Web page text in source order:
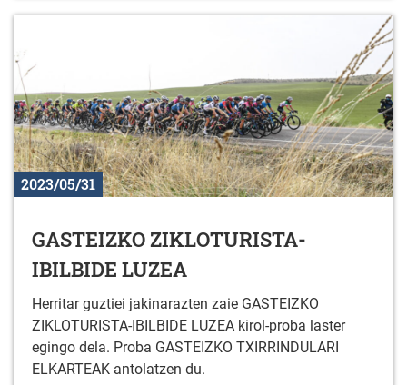
2023/05/31
GASTEIZKO ZIKLOTURISTA-
IBILBIDE LUZEA
Herritar guztiei jakinarazten zaie GASTEIZKO
ZIKLOTURISTA-IBILBIDE LUZEA kirol-proba laster
egingo dela. Proba GASTEIZKO TXIRRINDULARI
ELKARTEAK antolatzen du.